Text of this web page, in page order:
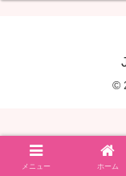
©
メニュー ホーム